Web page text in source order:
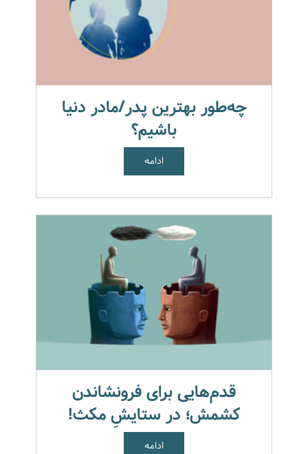
چه‌طور بهترین پدر/مادر دنیا
باشیم؟
ادامه
قدم‌هایی برای فرونشاندن
کشمش؛ در ستایشِ مکث!
ادامه